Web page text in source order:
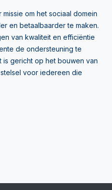
om het sociaal domein
en betaalbaarder te maken.
van kwaliteit en efficiëntie
de ondersteuning te
gericht op het bouwen van
voor iedereen die